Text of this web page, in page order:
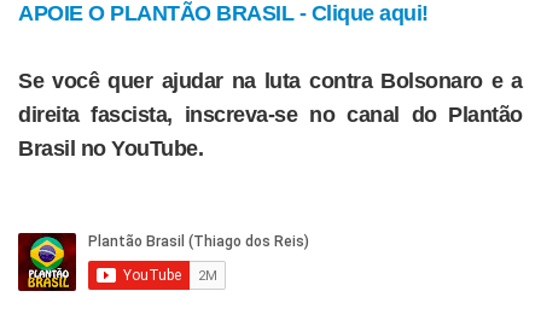
APOIE O PLANTÃO BRASIL - Clique aqui!
Se você quer ajudar na luta contra Bolsonaro e a
direita fascista, inscreva-se no canal do Plantão
Brasil no YouTube.